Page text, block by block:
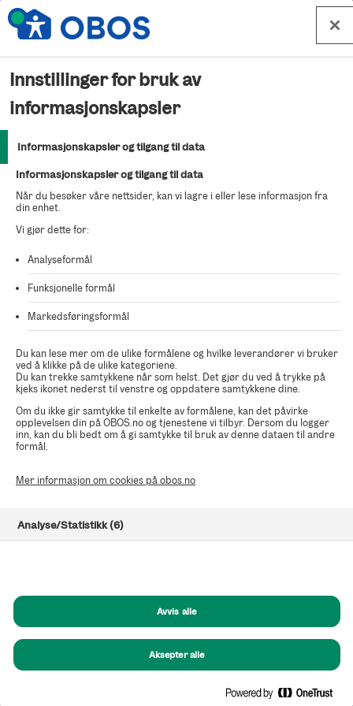
Hopp til innhold
Beklager
Kunne ikke finne salgsoppdraget du ser etter.
Innstillinger for bruk av
informasjonskapsler
Informasjonskapsler og tilgang til data
Informasjonskapsler og tilgang til data
Når du besøker våre nettsider, kan vi lagre i eller lese informasjon fra
din enhet.
Vi gjør dette for:
Analyseformål
Funksjonelle formål
Markedsføringsformål
Du kan lese mer om de ulike formålene og hvilke leverandører vi bruker
ved å klikke på de ulike kategoriene.
Du kan trekke samtykkene når som helst. Det gjør du ved å trykke på
kjeks ikonet nederst til venstre og oppdatere samtykkene dine.
Om du ikke gir samtykke til enkelte av formålene, kan det påvirke
opplevelsen din på OBOS.no og tjenestene vi tilbyr. Dersom du logger
inn, kan du bli bedt om å gi samtykke til bruk av denne dataen til andre
formål.
Mer informasjon om cookies på obos.no
Analyse/Statistikk (6)
Funksjonelle (8)
Helt nødvendige (1)
Avvis alle
Aksepter alle